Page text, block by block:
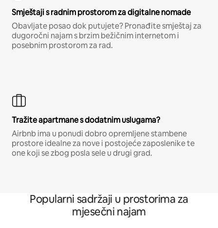
Smještaji s radnim prostorom za digitalne nomade
Obavljate posao dok putujete? Pronađite smještaj za
dugoročni najam s brzim bežičnim internetom i
posebnim prostorom za rad.
Tražite apartmane s dodatnim uslugama?
Airbnb ima u ponudi dobro opremljene stambene
prostore idealne za nove i postojeće zaposlenike te
one koji se zbog posla sele u drugi grad.
Popularni sadržaji u prostorima za
mjesečni najam